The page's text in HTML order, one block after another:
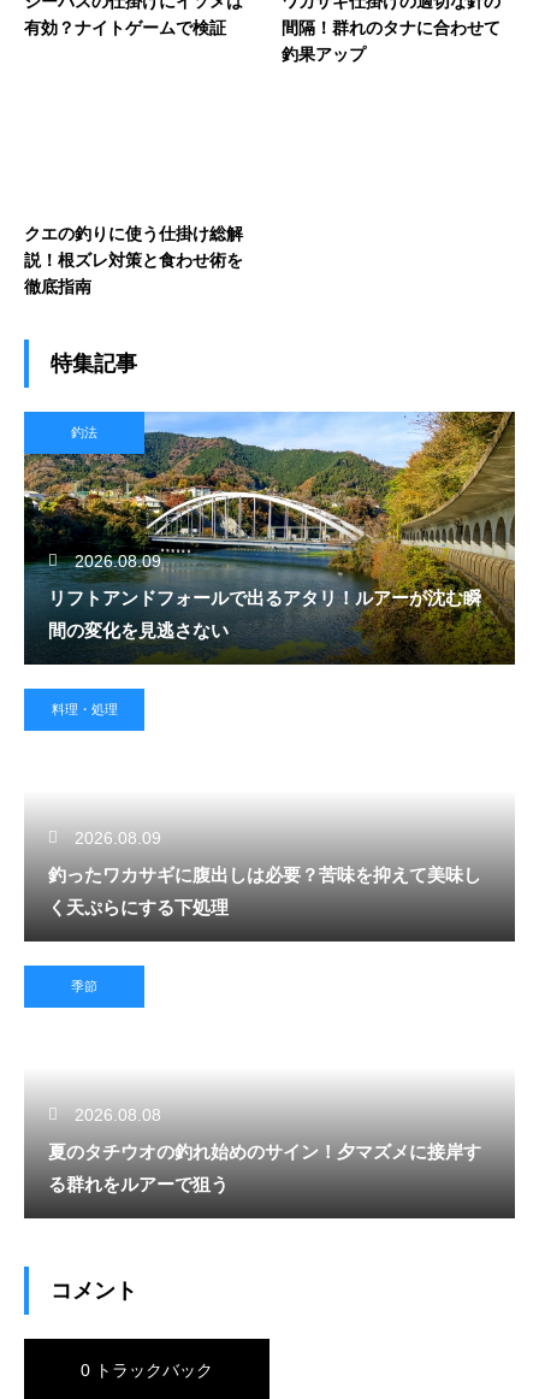
有効？ナイトゲームで検証
間隔！群れのタナに合わせて
釣果アップ
クエの釣りに使う仕掛け総解
説！根ズレ対策と食わせ術を
徹底指南
特集記事
釣法
2026.08.09
リフトアンドフォールで出るアタリ！ルアーが沈む瞬
間の変化を見逃さない
料理・処理
2026.08.09
釣ったワカサギに腹出しは必要？苦味を抑えて美味し
く天ぷらにする下処理
季節
2026.08.08
夏のタチウオの釣れ始めのサイン！夕マズメに接岸す
る群れをルアーで狙う
コメント
0 トラックバック